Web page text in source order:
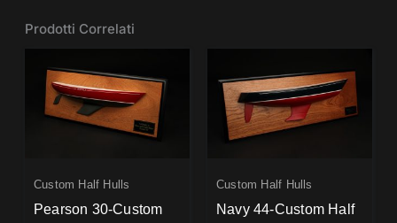
Prodotti Correlati
Custom Half Hulls
Pearson 30-Custom
Custom Half Hulls
Navy 44-Custom Half